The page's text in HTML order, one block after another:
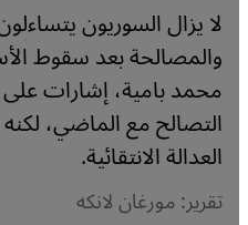
لا يزال السوريون
والمصالحة بعد سقوط
محمد بامية، إشارات على
التصالح مع الماضي،
العدالة الانتقائية.
تقرير: مورغان لانكه